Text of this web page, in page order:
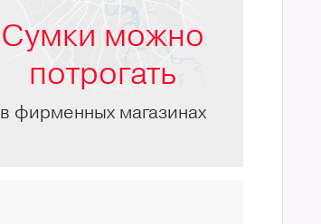
Сумки можно
потрогать
в фирменных магазинах